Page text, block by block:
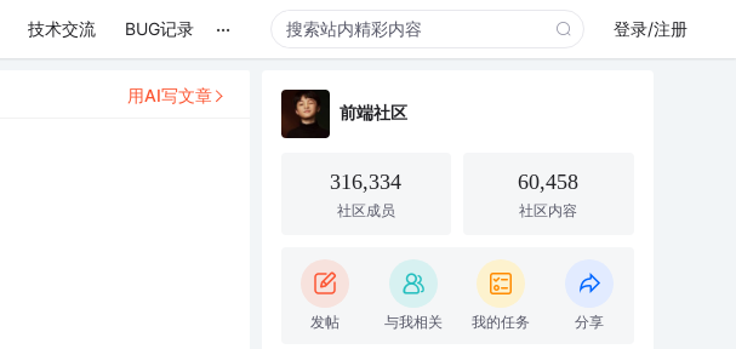
技术交流 BUG记录 ... 登录/注册
用AI写文章
前端社区
316,334
社区成员
60,458
社区内容
发帖 与我相关 我的任务 分享